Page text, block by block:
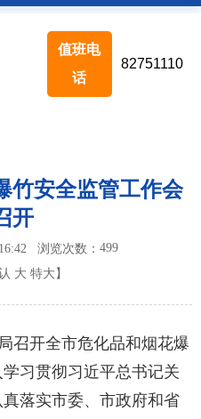
值班电
话
82751110
竹安全监管工作会
开
浏览次数： 499
大 特大 】
开全市危化品和烟花爆
习贯彻习近平总书记关
落实市委、市政府和省